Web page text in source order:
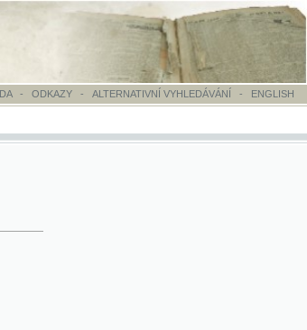
ALTERNATIVNÍ VYHLEDÁVÁNÍ- ENGLISH